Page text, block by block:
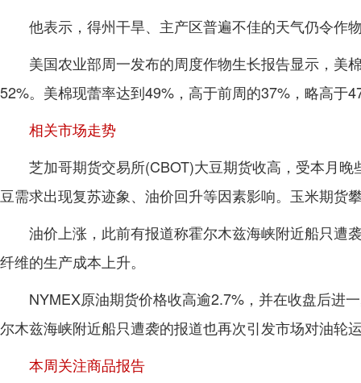
他表示，得州干旱、主产区普遍不佳的天气仍令作
美国农业部周一发布的周度作物生长报告显示，美
52%。美棉现蕾率达到49%，高于前周的37%，略高于
相关市场走势
芝加哥期货交易所(CBOT)大豆期货收高，受本月
豆需求出现复苏迹象、油价回升等因素影响。玉米期货
油价上涨，此前有报道称霍尔木兹海峡附近船只遭
纤维的生产成本上升。
NYMEX原油期货价格收高逾2.7%，并在收盘后进
尔木兹海峡附近船只遭袭的报道也再次引发市场对油轮
本周关注商品报告